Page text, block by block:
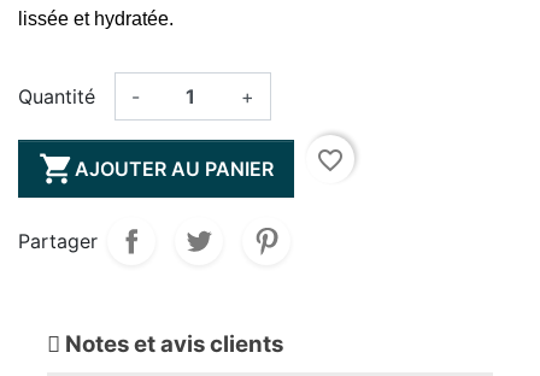
lissée et hydratée.
Quantité - +
AJOUTER AU PANIER favorite_border
Partager
Notes et avis clients